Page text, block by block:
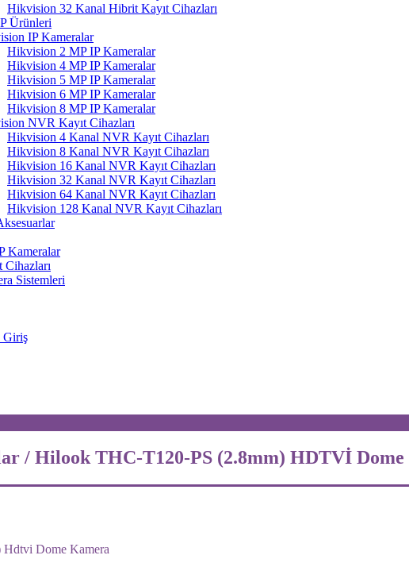
Hikvision 32 Kanal Hibrit Kayıt Cihazları
Ürünleri
IP Kameralar
Hikvision 2 MP IP Kameralar
Hikvision 4 MP IP Kameralar
Hikvision 5 MP IP Kameralar
Hikvision 6 MP IP Kameralar
Hikvision 8 MP IP Kameralar
NVR Kayıt Cihazları
Hikvision 4 Kanal NVR Kayıt Cihazları
Hikvision 8 Kanal NVR Kayıt Cihazları
Hikvision 16 Kanal NVR Kayıt Cihazları
Hikvision 32 Kanal NVR Kayıt Cihazları
Hikvision 64 Kanal NVR Kayıt Cihazları
Hikvision 128 Kanal NVR Kayıt Cihazları
Kameralar
Sistemleri
Giriş
/ Hilook THC-T120-PS (2.8mm) HDTVİ
Dome Kamera